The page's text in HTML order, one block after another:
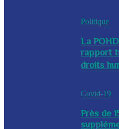
Politique
La
rapport
droits
Covid-19
Près de